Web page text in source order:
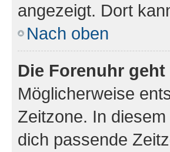
angezeigt. Dort
Nach oben
Die Forenuhr
Möglicherweise
Zeitzone. In
dich passende